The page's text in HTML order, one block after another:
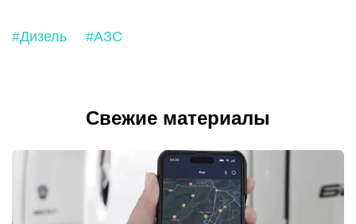
#Дизель #АЗС
Свежие материалы